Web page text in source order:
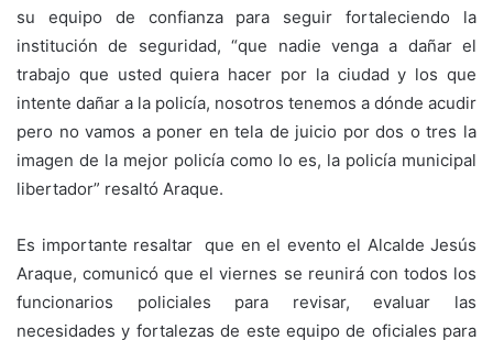
su equipo de confianza para seguir fortaleciendo la
institución de seguridad, “que nadie venga a dañar el
trabajo que usted quiera hacer por la ciudad y los que
intente dañar a la policía, nosotros tenemos a dónde acudir
pero no vamos a poner en tela de juicio por dos o tres la
imagen de la mejor policía como lo es, la policía municipal
libertador” resaltó Araque.
Es importante resaltar que en el evento el Alcalde Jesús
Araque, comunicó que el viernes se reunirá con todos los
funcionarios policiales para revisar, evaluar las
necesidades y fortalezas de este equipo de oficiales para